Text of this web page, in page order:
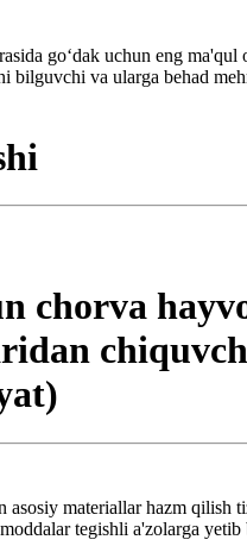
go‘dak uchun eng
va ularga behad
chorva
asosiy materiallar hazm
tegishli a'zolarga yetib